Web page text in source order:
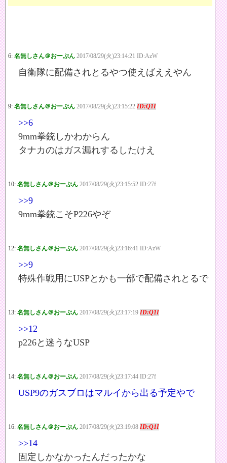
6: 名無しさん＠おーぷん 2017/08/29(火)23:14:21 ID:AzW
自衛隊に配備されとるやつ使えばええやん
9: 名無しさん＠おーぷん 2017/08/29(火)23:15:22 ID:Q1I
>>6
9mm拳銃しかわからん
タナカのはガス漏れするしたけえ
10: 名無しさん＠おーぷん 2017/08/29(火)23:15:52 ID:27f
>>9
9mm拳銃こそP226やぞ
12: 名無しさん＠おーぷん 2017/08/29(火)23:16:41 ID:AzW
>>9
特殊作戦用にUSPとかも一部で配備されとるで
13: 名無しさん＠おーぷん 2017/08/29(火)23:17:19 ID:Q1I
>>12
p226と迷うなUSP
14: 名無しさん＠おーぷん 2017/08/29(火)23:17:44 ID:27f
USP9のガスブロはマルイから出る予定やで
16: 名無しさん＠おーぷん 2017/08/29(火)23:19:08 ID:Q1I
>>14
固定しかなかったんだったかな